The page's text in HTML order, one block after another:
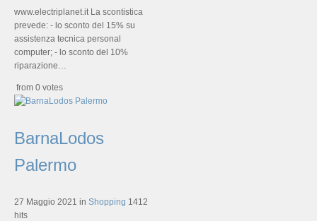
www.electriplanet.it La scontistica
prevede: - lo sconto del 15% su
assistenza tecnica personal
computer; - lo sconto del 10%
riparazione…
from 0 votes
BarnaLodos
Palermo
27 Maggio 2021 in Shopping 1412
hits